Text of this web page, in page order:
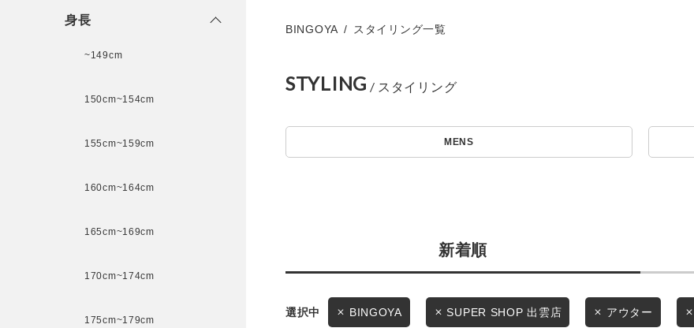
アイテムを探す
スタイリングから探す
WEB限定アイテムを探す
キーワード
LADIES KIDS
価格
セール価格
身長
~149cm
150cm~154cm
155cm~159cm
160cm~164cm
165cm~169cm
170cm~174cm
175cm~179cm
BINGOYA スタイリング一覧
STYLING
MENS
新着順
BINGOYA SUPER SHOP 出雲店 アウター